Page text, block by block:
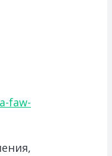
faw-